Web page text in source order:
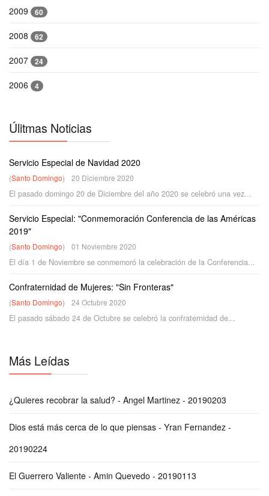
2009 60
2008 62
2007 24
2006 4
Úlitmas Noticias
Servicio Especial de Navidad 2020
(Santo Domingo) 20 Diciembre 2020
El pasado domingo 20 de Diciembre del año 2020 se celebró una vez...
Servicio Especial: "Conmemoración Conferencia de las Américas
2019"
(Santo Domingo) 01 Noviembre 2020
El día 1 de Noviembre se conmemoró la celebración de la Conferencia...
Confraternidad de Mujeres: "Sin Fronteras"
(Santo Domingo) 24 Octubre 2020
El pasado sábado 24 de Octubre se celebró la confraternidad de...
Más Leídas
¿Quieres recobrar la salud? - Angel Martinez - 20190203
Dios está más cerca de lo que piensas - Yran Fernandez -
20190224
El Guerrero Valiente - Amin Quevedo - 20190113